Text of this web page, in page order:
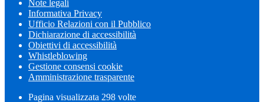
Note legali
Informativa Privacy
Ufficio Relazioni con il Pubblico
Dichiarazione di accessibilità
Obiettivi di accessibilità
Whistleblowing
Gestione consensi cookie
Amministrazione trasparente
Pagina visualizzata 298 volte